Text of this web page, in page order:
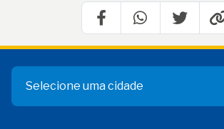
Selecione uma cidade